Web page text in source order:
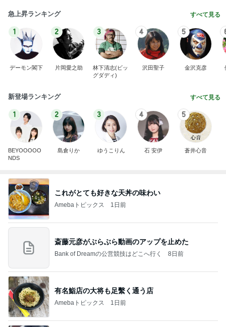
急上昇ランキング すべて見る
1
デーモン閣下
2
片岡愛之助
3
林下清志(ビッ
グダディ)
4
沢田聖子
5
金沢克彦
新登場ランキング すべて見る
1
BEYOOOOO
NDS
2
島倉りか
3
ゆうこりん
4
石 安伊
5
蒼井心音
これがとても好きな天丼の味わい
Amebaトピックス 1日前
斎藤元彦がぶらぶら動画のアップを止めた
Bank of Dreamの公営競技はどこへ行く 8日前
有名鮨店の大将も足繫く通う店
Amebaトピックス 1日前